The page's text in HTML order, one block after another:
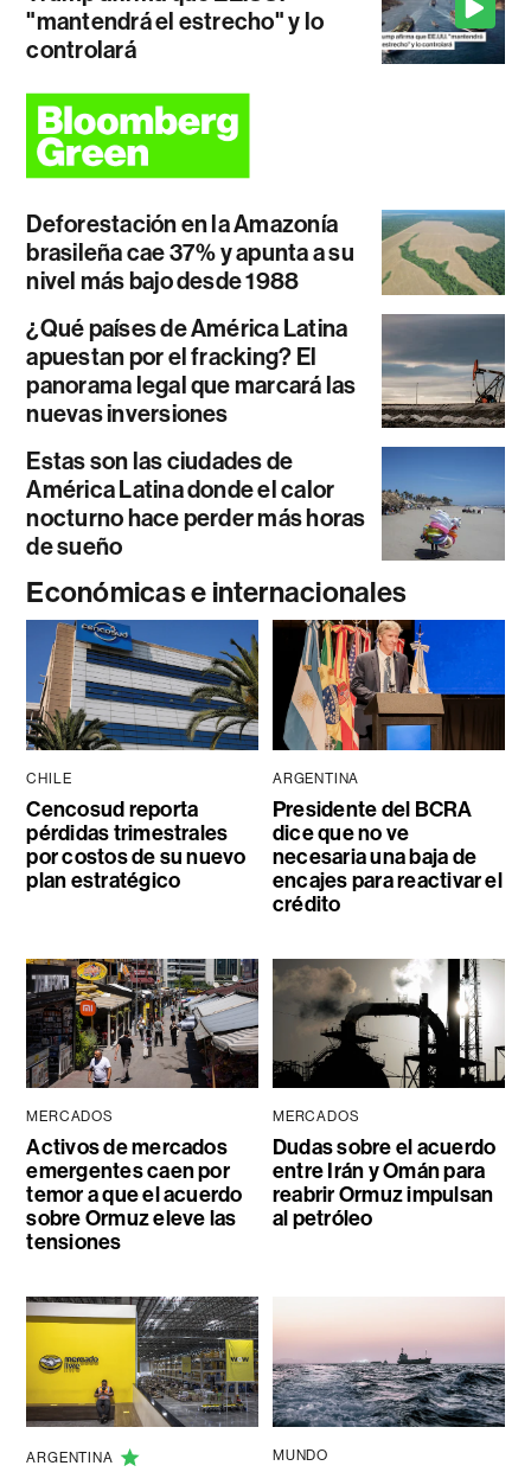
"mantendrá el estrecho" y lo
controlará
Deforestación en la Amazonía
brasileña cae 37% y apunta a su
nivel más bajo desde 1988
¿Qué países de América Latina
apuestan por el fracking? El
panorama legal que marcará las
nuevas inversiones
Estas son las ciudades de
América Latina donde el calor
nocturno hace perder más horas
de sueño
Económicas e internacionales
CHILE
Cencosud reporta
pérdidas trimestrales
por costos de su nuevo
plan estratégico
ARGENTINA
Presidente del BCRA
dice que no ve
necesaria una baja de
encajes para reactivar el
crédito
MERCADOS
Activos de mercados
emergentes caen por
temor a que el acuerdo
sobre Ormuz eleve las
tensiones
MERCADOS
Dudas sobre el acuerdo
entre Irán y Omán para
reabrir Ormuz impulsan
al petróleo
ARGENTINA MUNDO